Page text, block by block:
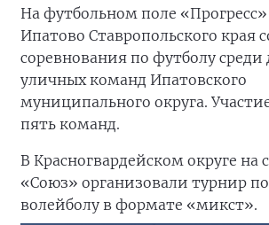
На футбольном поле «Прогресс»
Ипатово Ставропольского края
соревнования по футболу среди
уличных команд Ипатовского
муниципального округа.
пять команд.
В Красногвардейском округе на
«Союз» организовали турнир
волейболу в формате «микст».